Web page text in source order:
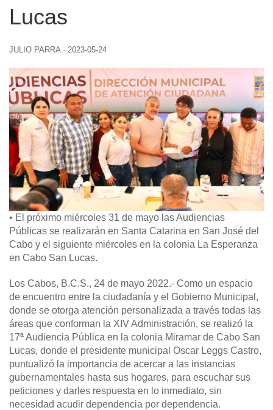
Lucas
JULIO PARRA · 2023-05-24
• El próximo miércoles 31 de mayo las Audiencias
Públicas se realizarán en Santa Catarina en San José del
Cabo y el siguiente miércoles en la colonia La Esperanza
en Cabo San Lucas.
Los Cabos, B.C.S., 24 de mayo 2022.- Como un espacio
de encuentro entre la ciudadanía y el Gobierno Municipal,
donde se otorga atención personalizada a través todas las
áreas que conforman la XIV Administración, se realizó la
17ª Audiencia Pública en la colonia Miramar de Cabo San
Lucas, donde el presidente municipal Oscar Leggs Castro,
puntualizó la importancia de acercar a las instancias
gubernamentales hasta sus hogares, para escuchar sus
peticiones y darles respuesta en lo inmediato, sin
necesidad acudir dependencia por dependencia.